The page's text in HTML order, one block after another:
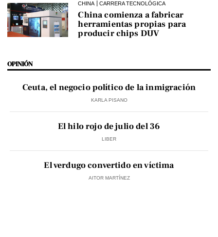
CHINA CARRERA TECNOLÓGICA
China comienza a fabricar
herramientas propias para
producir chips DUV
OPINIÓN
Ceuta, el negocio político de la inmigración
KARLA PISANO
El hilo rojo de julio del 36
LIBER
El verdugo convertido en víctima
AITOR MARTÍNEZ